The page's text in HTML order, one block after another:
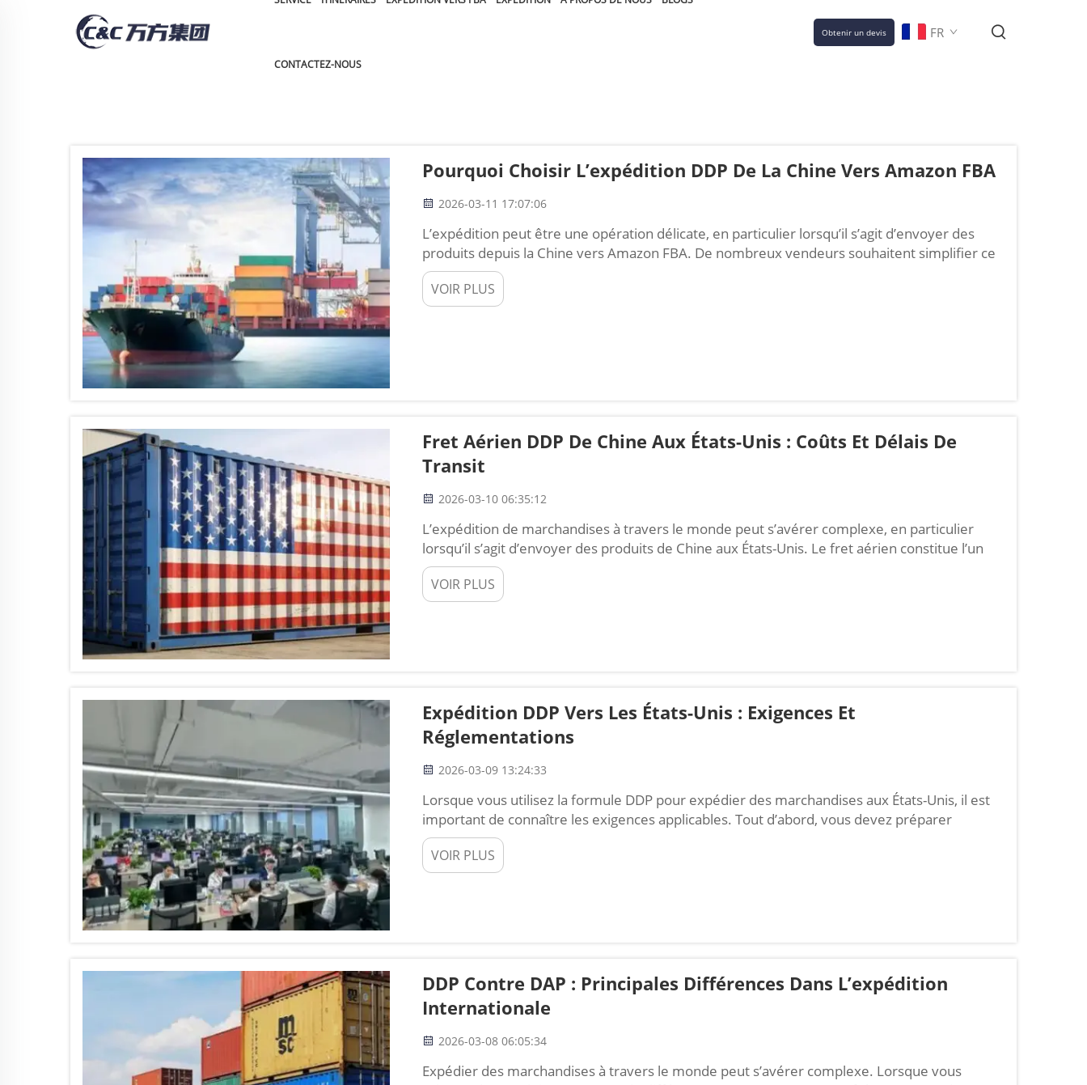
CONTACTEZ-NOUS
Obtenir un devis FR
Pourquoi Choisir L’expédition DDP De La Chine Vers Amazon FBA
2026-03-11 17:07:06
L’expédition peut être une opération délicate, en particulier lorsqu’il s’agit d’envoyer des
produits depuis la Chine vers Amazon FBA. De nombreux vendeurs souhaitent simplifier ce
processus et le rendre également moins coûteux. Une bonne solution consiste à opter pour
l’expédition DDP. DDP signifie « livré droits acquittés ». Cela signifie que le vendeur prend en
charge…
VOIR PLUS
Fret Aérien DDP De Chine Aux États-Unis : Coûts Et Délais De
Transit
2026-03-10 06:35:12
L’expédition de marchandises à travers le monde peut s’avérer complexe, en particulier
lorsqu’il s’agit d’envoyer des produits de Chine aux États-Unis. Le fret aérien constitue l’un
des moyens les plus rapides pour acheminer des colis, et l’une des options les plus
populaires est le DDP (« Delivered Duty Paid »), ce qui signifie « livré droits acquittés ». Cela
implique que le vendeur prend en charge l’ensemble des co...
VOIR PLUS
Expédition DDP Vers Les États-Unis : Exigences Et
Réglementations
2026-03-09 13:24:33
Lorsque vous utilisez la formule DDP pour expédier des marchandises aux États-Unis, il est
important de connaître les exigences applicables. Tout d’abord, vous devez préparer
correctement les documents d’expédition, notamment la facture commerciale et la liste
d’emballage. La facture doit indiquer clairement la valeur des marchandises, tandis que la
liste d’emballage précise le contenu de chaque colis...
VOIR PLUS
DDP Contre DAP : Principales Différences Dans L’expédition
Internationale
2026-03-08 06:05:34
Expédier des marchandises à travers le monde peut s’avérer complexe. Lorsque vous